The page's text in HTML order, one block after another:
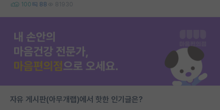
100 88 81930
자유 게시판(아무개랩)에서 핫한 인기글은?